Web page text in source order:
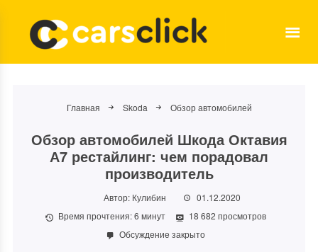
Главная Skoda Обзор автомобилей
Обзор автомобилей Шкода Октавия
А7 рестайлинг: чем порадовал
производитель
Автор: Кулибин
01.12.2020
Время прочтения:6 минут
18 682 просмотров
Обсуждение закрыто